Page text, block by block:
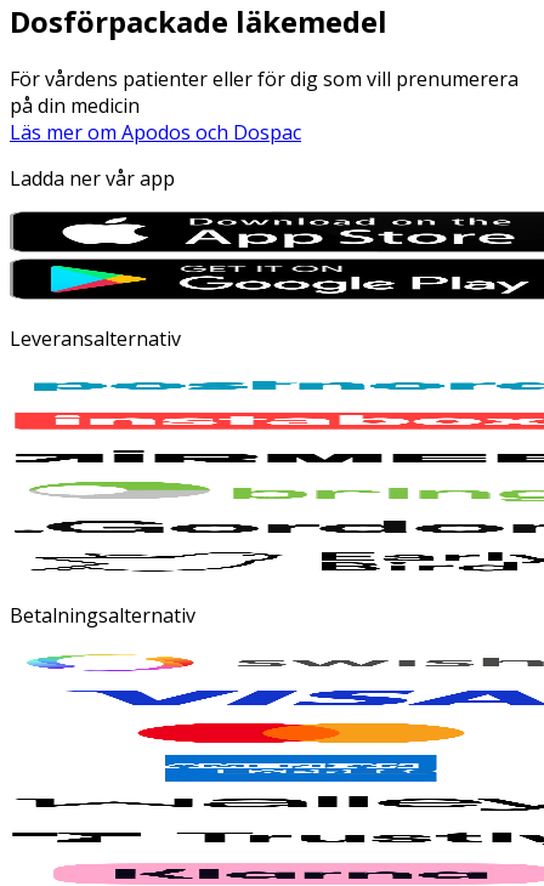
Dosförpackade läkemedel
För vårdens patienter eller för dig som vill prenumerera
på din medicin
Läs mer om Apodos och Dospac
Ladda ner vår app
Leveransalternativ
Betalningsalternativ